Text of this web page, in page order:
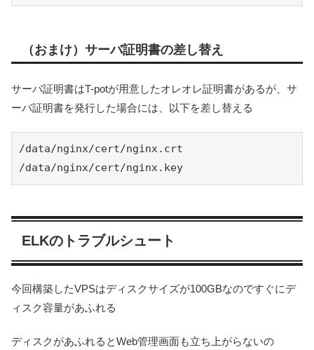
（おまけ）サーバ証明書の差し替え
サーバ証明書はT-potが用意したオレオレ証明書があるが、サ
ーバ証明書を発行した場合には、以下を差し替える
/data/nginx/cert/nginx.crt
/data/nginx/cert/nginx.key
ELKのトラブルシュート
今回構築したVPSはディスクサイズが100GBなのですぐにデ
ィスク容量があふれる
ディスクがあふれるとWeb管理画面も立ち上がらないの